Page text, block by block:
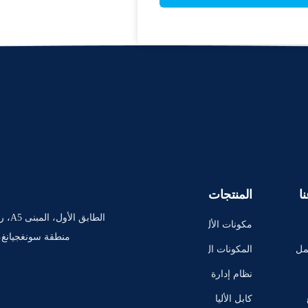
منطقة سونغجيانغ،
المنتجات
مكونات الأل
ياف البصر
المكونات ال
نشطة للأليا
نظام إدارة
الألياف الب
كابل الأليا